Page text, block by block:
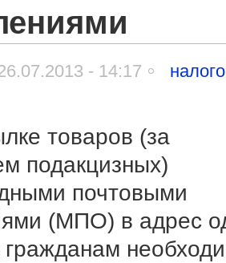
- 14:17
товаров (за
подакцизных)
почтовыми
(МПО) в адрес
гражданам